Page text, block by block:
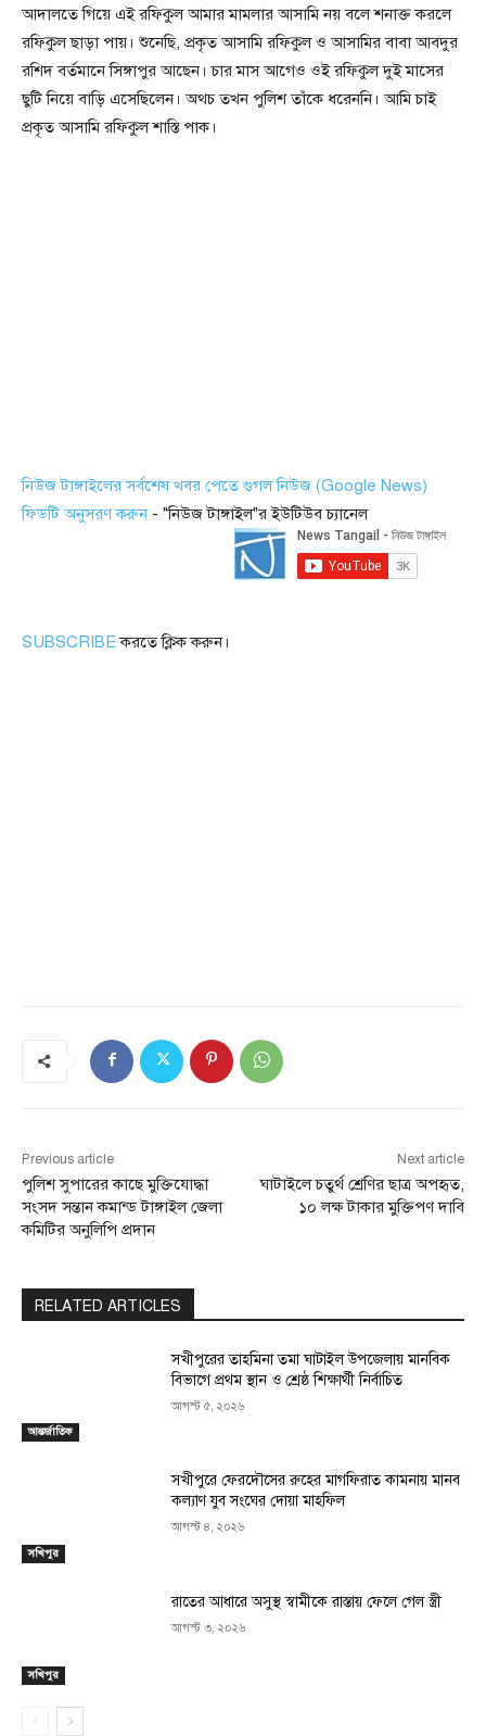
আদালতে গিয়ে এই রফিকুল আমার মামলার আসামি নয় বলে শনাক্ত করলে
রফিকুল ছাড়া পায়। শুনেছি, প্রকৃত আসামি রফিকুল ও আসামির বাবা আবদুর
রশিদ বর্তমানে সিঙ্গাপুর আছেন। চার মাস আগেও ওই রফিকুল দুই মাসের
ছুটি নিয়ে বাড়ি এসেছিলেন। অথচ তখন পুলিশ তাঁকে ধরেননি। আমি চাই
প্রকৃত আসামি রফিকুল শাস্তি পাক।
নিউজ টাঙ্গাইলের সর্বশেষ খবর পেতে গুগল নিউজ (Google News)
ফিডটি অনুসরণ করুন - "নিউজ টাঙ্গাইল"র ইউটিউব চ্যানেল
SUBSCRIBEকরতে ক্লিক করুন।
Previous article
পুলিশ সুপারের কাছে মুক্তিযোদ্ধা
সংসদ সন্তান কমান্ড টাঙ্গাইল জেলা
কমিটির অনুলিপি প্রদান
Next article
ঘাটাইলে চতুর্থ শ্রেণির ছাত্র অপহৃত,
১০ লক্ষ টাকার মুক্তিপণ দাবি
RELATED ARTICLES
আন্তর্জাতিক
সখীপুরের তাহমিনা তমা ঘাটাইল উপজেলায় মানবিক
বিভাগে প্রথম স্থান ও শ্রেষ্ঠ শিক্ষার্থী নির্বাচিত
আগস্ট ৫, ২০২৬
সখিপুর
সখীপুরে ফেরদৌসের রুহের মাগফিরাত কামনায় মানব
কল্যাণ যুব সংঘের দোয়া মাহফিল
আগস্ট ৪, ২০২৬
সখিপুর
রাতের আধারে অসুস্থ স্বামীকে রাস্তায় ফেলে গেল স্ত্রী
আগস্ট ৩, ২০২৬